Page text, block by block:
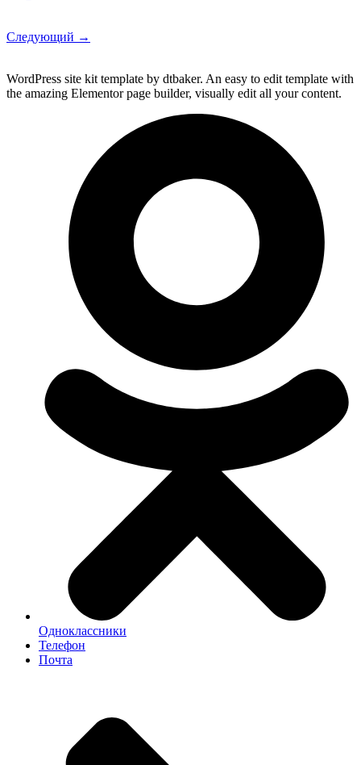
Следующий →
WordPress site kit template by dtbaker. An easy to edit template with
the amazing Elementor page builder, visually edit all your content.
Одноклассники
Телефон
Почта